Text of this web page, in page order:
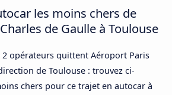
les moins chers de
de Gaulle à Toulouse
2 opérateurs quittent Aéroport Paris
de Toulouse : trouvez ci-
chers pour ce trajet en autocar à